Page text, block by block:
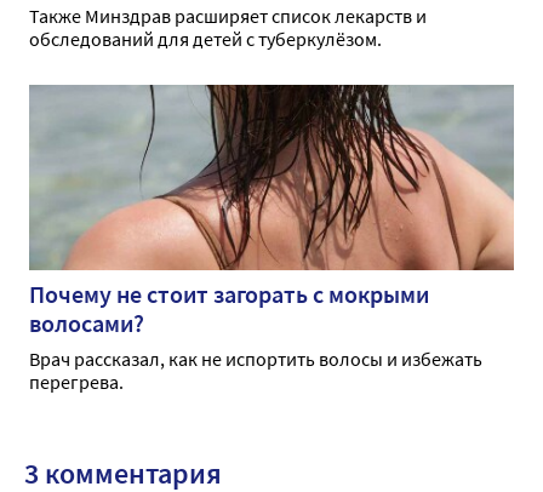
Также Минздрав расширяет список лекарств и
обследований для детей с туберкулёзом.
Почему не стоит загорать с мокрыми
волосами?
Врач рассказал, как не испортить волосы и избежать
перегрева.
3 комментария